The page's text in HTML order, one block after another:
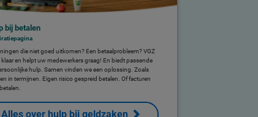
bij betalen
die niet goed uitkomen? Een betaalprobleem? VGZ
klaar en helpt uw medewerkers graag! En biedt passende
hulp. Samen vinden we een oplossing. Zoals
in termijnen. Eigen risico gespreid betalen. Of facturen
Alles over hulp bij geldzaken